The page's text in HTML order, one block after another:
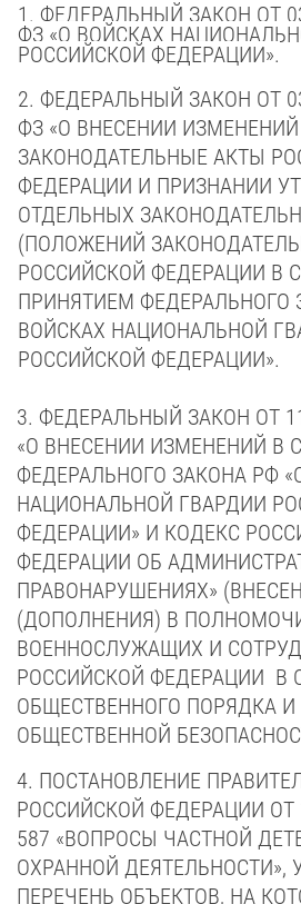
1. ФЕДЕРАЛЬНЫЙ ЗАКОН ОТ
ФЗ «О ВОЙСКАХ
РОССИЙСКОЙ ФЕДЕРАЦИИ».
2. ФЕДЕРАЛЬНЫЙ ЗАКОН ОТ
ФЗ «О ВНЕСЕНИИ
ЗАКОНОДАТЕЛЬНЫЕ АКТЫ
ФЕДЕРАЦИИ И ПРИЗНАНИИ
ОТДЕЛЬНЫХ
(ПОЛОЖЕНИЙ
РОССИЙСКОЙ ФЕДЕРАЦИИ В
ПРИНЯТИЕМ ФЕДЕРАЛЬНОГО
ВОЙСКАХ НАЦИОНАЛЬНОЙ
РОССИЙСКОЙ ФЕДЕРАЦИИ».
3. ФЕДЕРАЛЬНЫЙ ЗАКОН ОТ
«О ВНЕСЕНИИ ИЗМЕНЕНИЙ В
ФЕДЕРАЛЬНОГО ЗАКОНА РФ
НАЦИОНАЛЬНОЙ ГВАРДИИ
ФЕДЕРАЦИИ» И КОДЕКС
ФЕДЕРАЦИИ ОБ
ПРАВОНАРУШЕНИЯХ»
(ДОПОЛНЕНИЯ) В
ВОЕННОСЛУЖАЩИХ И
РОССИЙСКОЙ ФЕДЕРАЦИИ В
ОБЩЕСТВЕННОГО ПОРЯДКА И
ОБЩЕСТВЕННОЙ
4. ПОСТАНОВЛЕНИЕ
РОССИЙСКОЙ ФЕДЕРАЦИИ ОТ
587 «ВОПРОСЫ ЧАСТНОЙ
ОХРАННОЙ ДЕЯТЕЛЬНОСТИ»,
ПЕРЕЧЕНЬ ОБЪЕКТОВ, НА